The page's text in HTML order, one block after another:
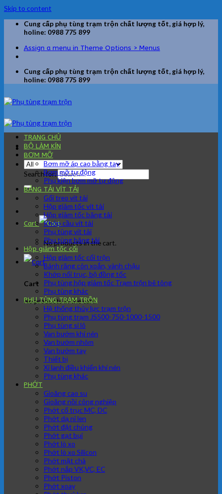
Skip to content
Cung cấp phụ tùng trạm trộn chất lượng tốt, giá hợp lý,
holine: 0988 775 899
Assign a menu in Theme Options > Menus
Cung cấp phụ tùng trạm trộn chất lượng tốt, giá hợp lý,
holine: 0988 775 899
Search for:
Cart
No products in the cart.
Cart
No products in the cart.
TRANG CHỦ
BỘ LÀM KÍN
BƠM MỠ
Bơm mỡ áp cao bằng tay
Bơm mỡ tự động
Phụ kiện bơm mỡ tự động
BĂNG TẢI VÍT TẢI
Gối treo vít tải
Hộp giảm tốc vít tải
Hộp giảm tốc băng tải
Khớp cầu vít tải
Phụ tùng vít tải
Phụ tùng băng tải
Hộp giảm tốc cối
Hộp giảm tốc cối trộn
Bánh răng côn xoắn, vành chậu
Khớp nối trục, bộ đồng tốc
Phụ tùng hộp giảm tốc Trạm trộn bê tông
Phụ tùng khác
PHỤ TÙNG TRẠM TRÔN
Hệ thống thủy lực trạm trộn
Phụ tùng trạm JS500-750-1000-1500
Phụ tùng si lô
Van bướm khí nén
Van bướm nhôm
Van bướm tay
Thiết bị
Xi lanh điều khiển khí nén
Phụ tùng khác
PHỚT
Gioăng cao su
Gioăng nồi công nghiệp
Phớt cổ trục MC, DC
Phớt dạ nỉ len
Phớt đặt chủng
Phớt gạt bụi
Phớt lò xo
Phớt lò xo Silicon
Phớt mặt chà
Phớt nắp VK,VC, EC
Phớt Piston
Phớt xoay